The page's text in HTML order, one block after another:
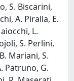
S. Biscarini,
A. Piralla, E.
L.
S. Perlini,
Mariani, S.
Patruno, G.